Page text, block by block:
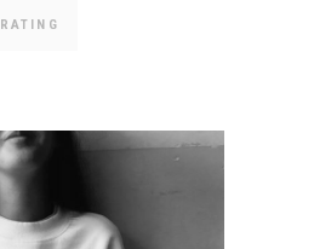
RATING